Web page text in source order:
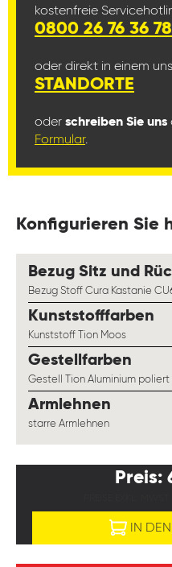
kostenfreie
0800 26 76 36 78
oder direkt in einem
STANDORTE
oder schreiben Sie uns
Formular.
Konfigurieren Sie
Bezug Sitz und
Bezug Stoff Cura Kastanie
Kunststofffarben
Kunststoff Tion Moos
Gestellfarben
Gestell Tion Aluminium poliert
Armlehnen
starre Armlehnen
Preis:
IN